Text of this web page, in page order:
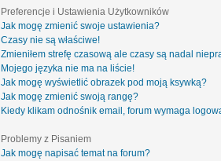
Preferencje i Ustawienia Użytkowników
Jak mogę zmienić swoje ustawienia?
Czasy nie są właściwe!
Zmieniłem strefę czasową ale czasy są nadal
Mojego języka nie ma na liście!
Jak mogę wyświetlić obrazek pod moją ksywką?
Jak mogę zmienić swoją rangę?
Kiedy klikam odnośnik email, forum wymaga
Problemy z Pisaniem
Jak mogę napisać temat na forum?